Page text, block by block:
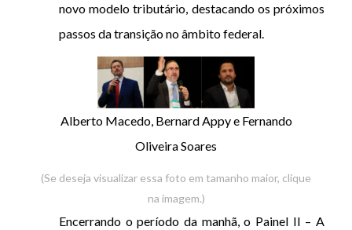
novo modelo tributário, destacando os próximos
passos da transição no âmbito federal.
Alberto Macedo, Bernard Appy e Fernando
Oliveira Soares
(Se deseja visualizar essa foto em tamanho maior, clique
na imagem.)
Encerrando o período da manhã, o Painel II – A